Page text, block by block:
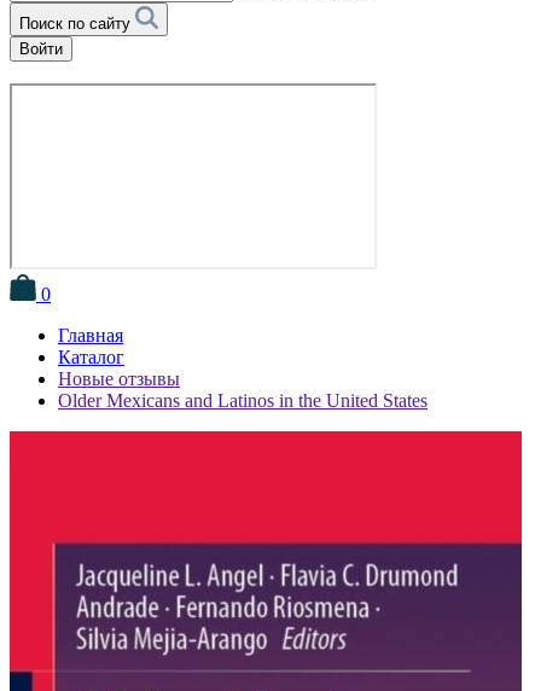
Поиск по сайту
Войти
0
Главная
Каталог
Новые отзывы
Older Mexicans and Latinos in the United States